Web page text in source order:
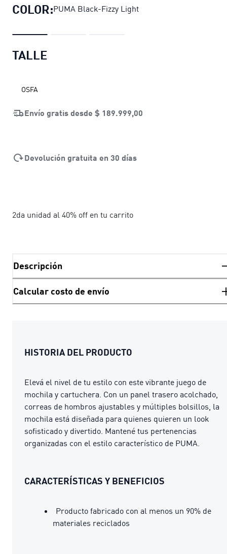
COLOR:PUMA Black-Fizzy Light
TALLE
OSFA
Envío gratis desde $ 189.999,00
Devolución gratuita en 30 días
2da unidad al 40% off en tu carrito
Descripción
Calcular costo de envío
HISTORIA DEL PRODUCTO
Elevá el nivel de tu estilo con este vibrante juego de
mochila y cartuchera. Con un panel trasero acolchado,
correas de hombros ajustables y múltiples bolsillos, la
mochila está diseñada para quienes quieren un look
sofisticado y divertido. Mantené tus pertenencias
organizadas con el estilo característico de PUMA.
CARACTERÍSTICAS Y BENEFICIOS
Producto fabricado con al menos un 90% de
materiales reciclados